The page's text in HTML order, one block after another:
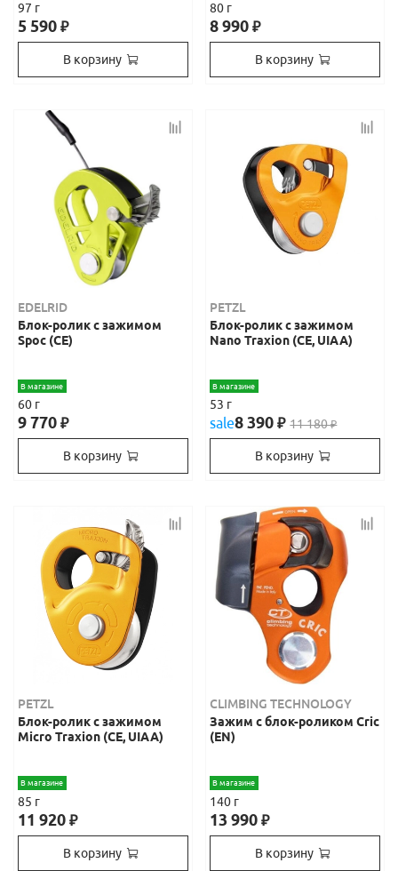
97 г
5 590₽
В корзину
80 г
8 990₽
В корзину
EDELRID
Блок-ролик с зажимом
Spoc (CE)
В магазине
60 г
9 770₽
В корзину
PETZL
Блок-ролик с зажимом
Nano Traxion (CE, UIAA)
В магазине
53 г
sale8 390₽ 11 180₽
В корзину
PETZL
Блок-ролик с зажимом
Micro Traxion (CE, UIAA)
В магазине
85 г
11 920₽
В корзину
CLIMBING TECHNOLOGY
Зажим с блок-роликом Cric
(EN)
В магазине
140 г
13 990₽
В корзину